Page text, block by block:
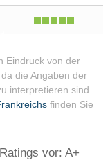
Eindruck von der
die Angaben der
interpretieren sind.
finden Sie
vor: A+